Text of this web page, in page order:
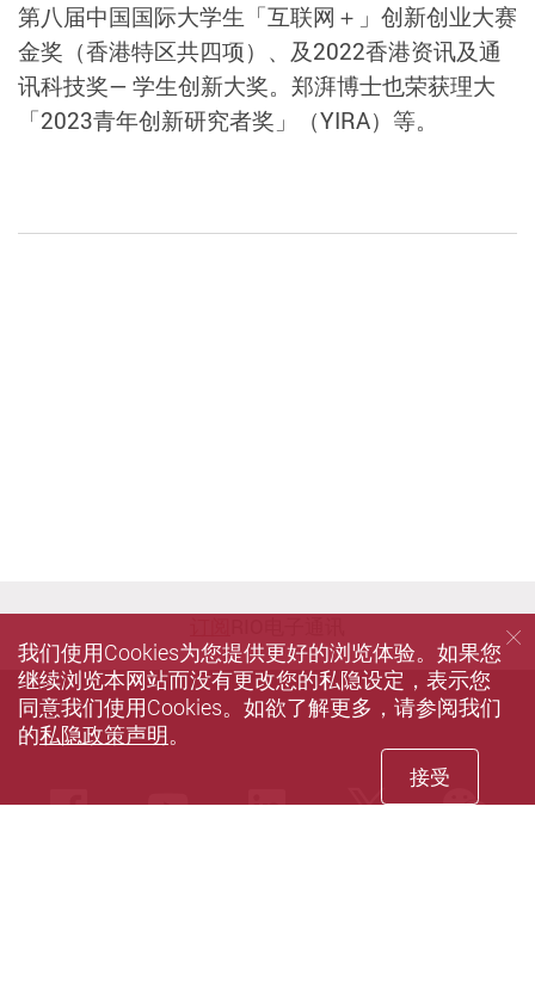
第八届中国国际大学生「互联网＋」创新创业大赛
金奖（香港特区共四项）、及2022⾹港资讯及通
讯科技奖— 学⽣创新⼤奖。郑湃博士也荣获理大
「2023青年创新研究者奖」（YIRA）等。
FacebookYoutubeLinkedInTwitter
我们使用Cookies为您提供更好的浏览体验。如果您
继续浏览本网站而没有更改您的私隐设定，表示您
同意我们使用Cookies。如欲了解更多，请参阅我们
的私隐政策声明。
接受